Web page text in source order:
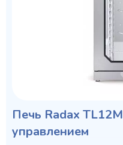
Печь Radax
управлением